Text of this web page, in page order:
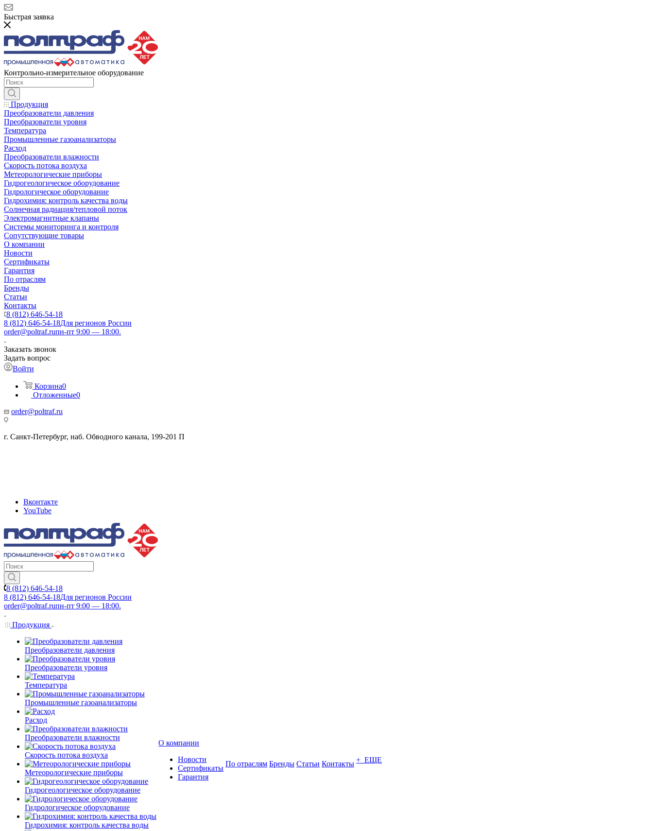
Быстрая заявка
Контрольно-измерительное оборудование
Продукция
Преобразователи давления
Преобразователи уровня
Температура
Промышленные газоанализаторы
Расход
Преобразователи влажности
Скорость потока воздуха
Метеорологические приборы
Гидрогеологическое оборудование
Гидрологическое оборудование
Гидрохимия: контроль качества воды
Солнечная радиация/тепловой поток
Электромагнитные клапаны
Системы мониторинга и контроля
Сопутствующие товары
О компании
Новости
Сертификаты
Гарантия
По отраслям
Бренды
Статьи
Контакты
8 (812) 646-54-18
8 (812) 646-54-18Для регионов России
order@poltraf.ruпн-пт 9:00 — 18:00.
Заказать звонок
Задать вопрос
Войти
Корзина0
Отложенные0
order@poltraf.ru
г. Санкт-Петербург, наб. Обводного канала, 199-201 П
Вконтакте
YouTube
8 (812) 646-54-18
8 (812) 646-54-18Для регионов России
order@poltraf.ruпн-пт 9:00 — 18:00.
Продукция
Преобразователи давления
Преобразователи уровня
Температура
Промышленные газоанализаторы
Расход
Преобразователи влажности
Скорость потока воздуха
Метеорологические приборы
Гидрогеологическое оборудование
Гидрологическое оборудование
Гидрохимия: контроль качества воды
О компании
Новости
Сертификаты
Гарантия
По отраслям Бренды Статьи Контакты + ЕЩЕ